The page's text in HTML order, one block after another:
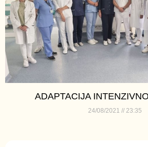
ADAPTACIJA
24/08/2021 23:35